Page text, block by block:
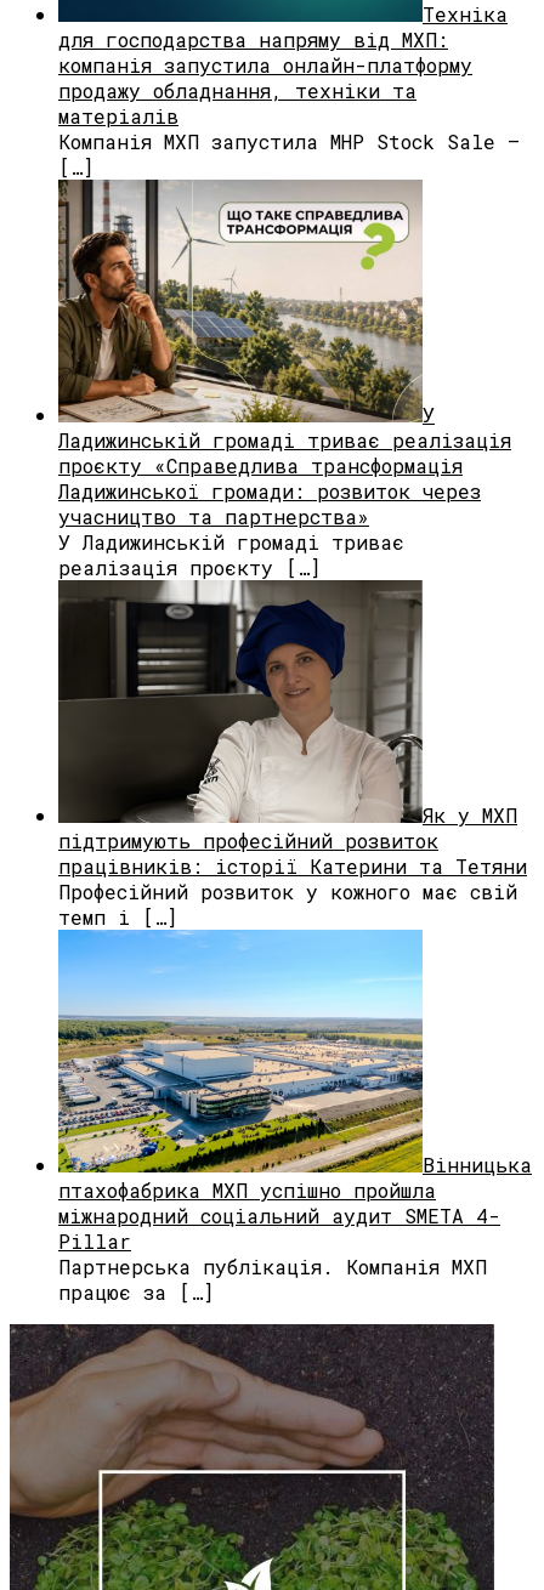
Техніка
для господарства напряму від МХП:
компанія запустила онлайн-платформу
продажу обладнання, техніки та
матеріалів
Компанія МХП запустила MHP Stock Sale —
[…]
У
Ладижинській громаді триває реалізація
проєкту «Справедлива трансформація
Ладижинської громади: розвиток через
учасництво та партнерства»
У Ладижинській громаді триває
реалізація проєкту […]
Як у МХП
підтримують професійний розвиток
працівників: історії Катерини та Тетяни
Професійний розвиток у кожного має свій
темп і […]
Вінницька
птахофабрика МХП успішно пройшла
міжнародний соціальний аудит SMETA 4-
Pillar
Партнерська публікація. Компанія МХП
працює за […]